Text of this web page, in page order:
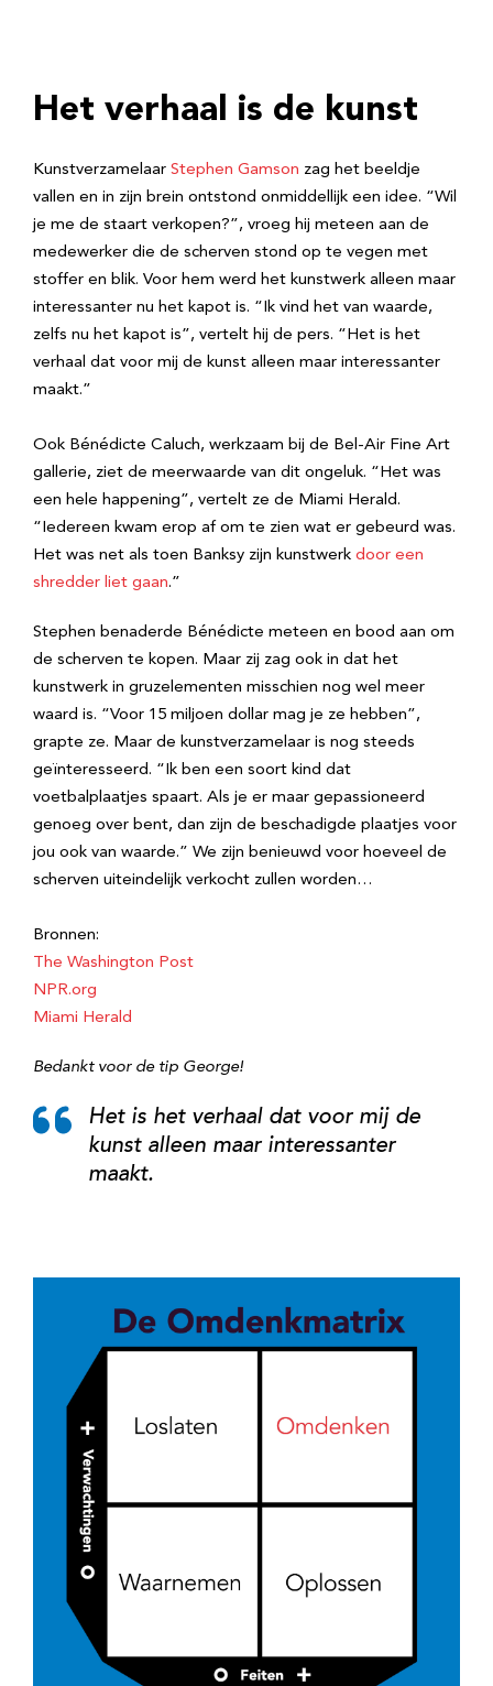
Het verhaal is de kunst
Kunstverzamelaar Stephen Gamson zag het beeldje
vallen en in zijn brein ontstond onmiddellijk een idee. “Wil
je me de staart verkopen?”, vroeg hij meteen aan de
medewerker die de scherven stond op te vegen met
stoffer en blik. Voor hem werd het kunstwerk alleen maar
interessanter nu het kapot is. “Ik vind het van waarde,
zelfs nu het kapot is”, vertelt hij de pers. “Het is het
verhaal dat voor mij de kunst alleen maar interessanter
maakt.”
Ook Bénédicte Caluch, werkzaam bij de Bel-Air Fine Art
gallerie, ziet de meerwaarde van dit ongeluk. “Het was
een hele happening”, vertelt ze de Miami Herald.
“Iedereen kwam erop af om te zien wat er gebeurd was.
Het was net als toen Banksy zijn kunstwerk door een
shredder liet gaan.”
Stephen benaderde Bénédicte meteen en bood aan om
de scherven te kopen. Maar zij zag ook in dat het
kunstwerk in gruzelementen misschien nog wel meer
waard is. “Voor 15 miljoen dollar mag je ze hebben”,
grapte ze. Maar de kunstverzamelaar is nog steeds
geïnteresseerd. “Ik ben een soort kind dat
voetbalplaatjes spaart. Als je er maar gepassioneerd
genoeg over bent, dan zijn de beschadigde plaatjes voor
jou ook van waarde.” We zijn benieuwd voor hoeveel de
scherven uiteindelijk verkocht zullen worden…
Bronnen:
The Washington Post
NPR.org
Miami Herald
Bedankt voor de tip George!
Het is het verhaal dat voor mij de
kunst alleen maar interessanter
maakt.